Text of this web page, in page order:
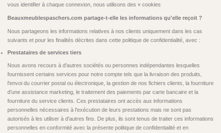
vous identifier à chaque connexion, nous utilisons des « cookies
Beauxmeublespaschers.com partage-t-elle les informations qu'elle reçoit ?
Nous partageons les informations relatives à nos clients uniquement dans les cas
suivants et pour les finalités décrites dans cette politique de confidentialité, avec :
Prestataires de services tiers
Nous avons recours à d'autres sociétés ou personnes indépendantes lesquelles
fournissent certains services pour notre compte tels que la livraison des produits,
l'envoi du courrier postal ou électronique, la gestion de nos fichiers clients, la fourniture
d'une assistance marketing, le traitement des paiements par carte bancaire et la
fourniture du service clients. Ces prestataires ont accès aux informations
personnelles nécessaires à l'exécution de leurs prestations mais ne sont pas
autorisés à les utiliser à d'autres fins. De plus, ils sont tenus de traiter ces informations
personnelles en conformité avec la présente politique de confidentialité et en